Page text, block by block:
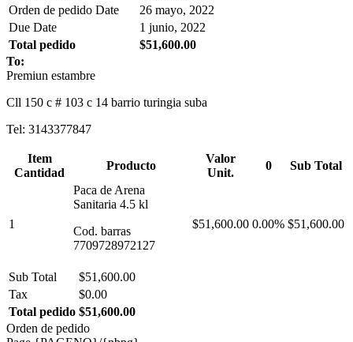
Orden de pedido Date
26 mayo, 2022
Due Date
1 junio, 2022
Total pedido
$51,600.00
To:
Premiun estambre
Cll 150 c # 103 c 14 barrio turingia suba
Tel: 3143377847
Item
Cantidad
Producto
Valor
Unit.
0 Sub Total
1
Paca de Arena
Sanitaria 4.5 kl
Cod. barras
7709728972127
$51,600.00 0.00% $51,600.00
Sub Total
$51,600.00
Tax
$0.00
Total pedido $51,600.00
Orden de pedido